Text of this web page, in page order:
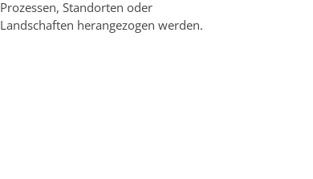
Prozessen, Standorten oder
Landschaften herangezogen werden.